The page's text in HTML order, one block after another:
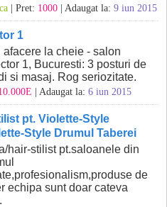
| Pret: 1000 | Adaugat la: 9 iun 2015
1
la cheie - salon
1, Bucuresti: 3 posturi de
si masaj. Rog seriozitate.
| Adaugat la: 6 iun 2015
pt. Violette-Style
Style Drumul Taberei
hair-stilist pt.saloanele din
de
echipa sunt doar cateva